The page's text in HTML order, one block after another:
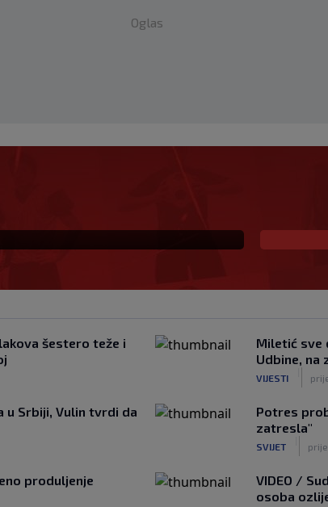
Oglas
UAE-a,
šestero teže i
Miletić sve
Udbine, na
VIJESTI
u Srbiji, Vulin tvrdi da
Potres
zatresla"
SVIJET
produljenje
VIDEO /
osoba